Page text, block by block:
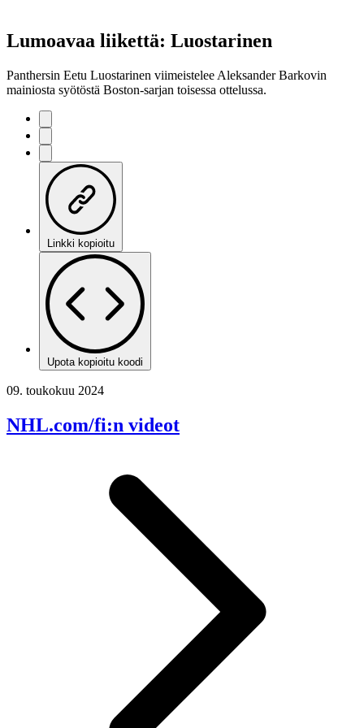
Lumoavaa liikettä: Luostarinen
Panthersin Eetu Luostarinen viimeistelee Aleksander Barkovin
mainiosta syötöstä Boston-sarjan toisessa ottelussa.
Linkki kopioitu
Upota kopioitu koodi
09. toukokuu 2024
NHL.com/fi:n videot